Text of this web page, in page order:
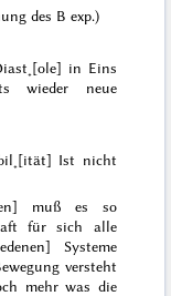
des B exp.)
in Eins
wieder neue
Ist nicht
muß es so
für sich alle
Systeme
versteht
mehr was die